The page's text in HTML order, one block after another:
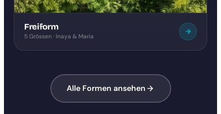
Freiform
5 Grössen · Inaya & Maria
Alle Formen ansehen